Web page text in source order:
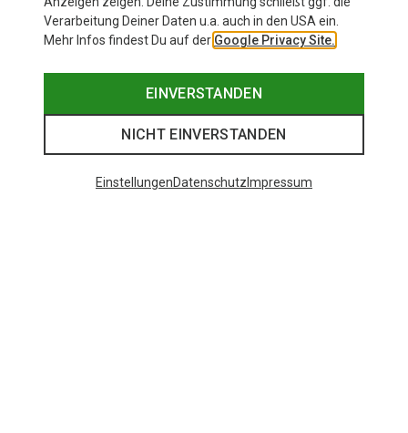
Verarbeitung Deiner Daten u.a. auch in den USA ein.
Mehr Infos findest Du auf der Google Privacy Site.
EINVERSTANDEN
NICHT EINVERSTANDEN
EinstellungenDatenschutz Impressum